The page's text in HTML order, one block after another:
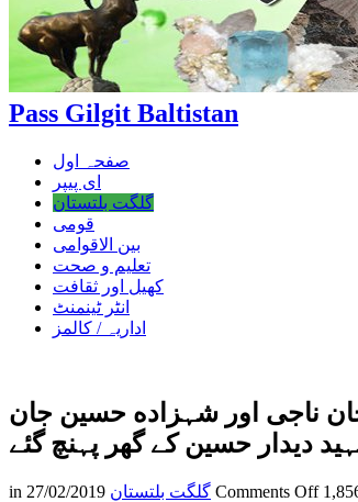
Pass Gilgit Baltistan
صفحہ اول
ای پیپر
گلگت بلتستان
قومی
بین الاقوامی
تعلیم و صحت
کھیل اور ثقافت
انٹر ٹینمنٹ
اداریہ / کالمز
ناجی اور شہزاده حسین جان
دیدار حسین کے گھر پہنچ گئے
in گلگت بلتستان 27/02/2019 Comments Offon